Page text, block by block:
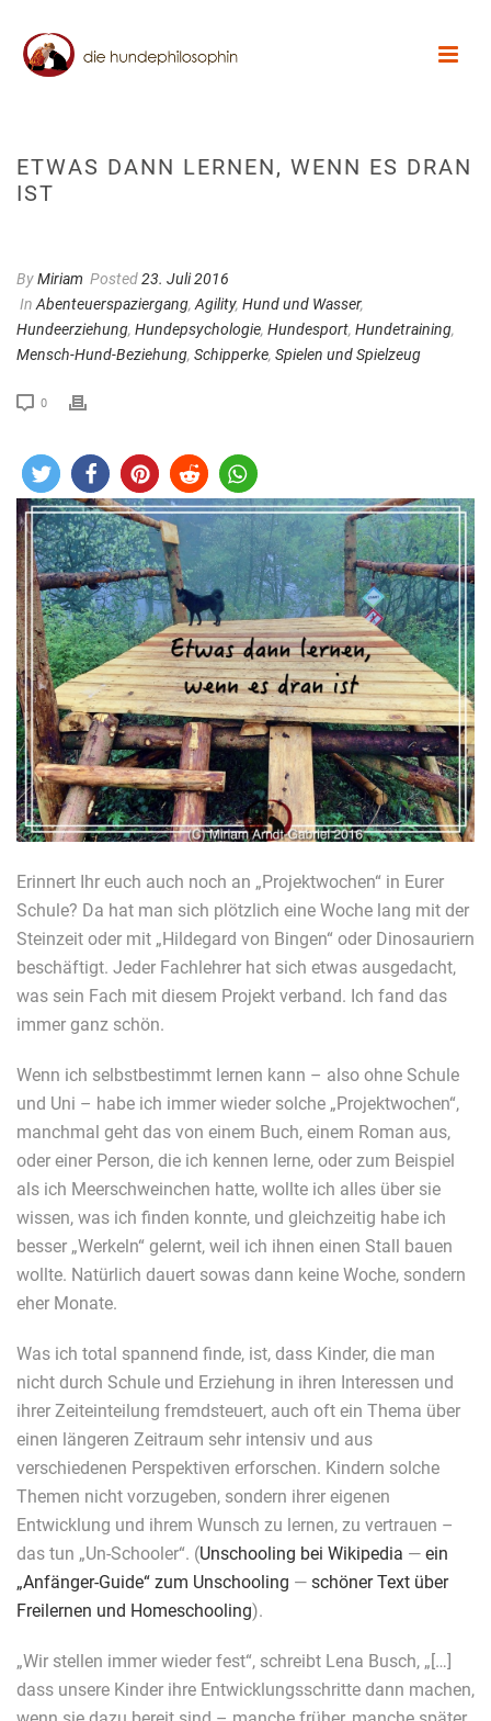
ETWAS DANN LERNEN, WENN ES DRAN
IST
ByMiriam Posted23. Juli 2016
In Abenteuerspaziergang, Agility, Hund und Wasser,
Hundeerziehung, Hundepsychologie, Hundesport, Hundetraining,
Mensch-Hund-Beziehung, Schipperke, Spielen und Spielzeug
0
Erinnert Ihr euch auch noch an „Projektwochen“ in Eurer
Schule? Da hat man sich plötzlich eine Woche lang mit der
Steinzeit oder mit „Hildegard von Bingen“ oder Dinosauriern
beschäftigt. Jeder Fachlehrer hat sich etwas ausgedacht,
was sein Fach mit diesem Projekt verband. Ich fand das
immer ganz schön.
Wenn ich selbstbestimmt lernen kann – also ohne Schule
und Uni – habe ich immer wieder solche „Projektwochen“,
manchmal geht das von einem Buch, einem Roman aus,
oder einer Person, die ich kennen lerne, oder zum Beispiel
als ich Meerschweinchen hatte, wollte ich alles über sie
wissen, was ich finden konnte, und gleichzeitig habe ich
besser „Werkeln“ gelernt, weil ich ihnen einen Stall bauen
wollte. Natürlich dauert sowas dann keine Woche, sondern
eher Monate.
Was ich total spannend finde, ist, dass Kinder, die man
nicht durch Schule und Erziehung in ihren Interessen und
ihrer Zeiteinteilung fremdsteuert, auch oft ein Thema über
einen längeren Zeitraum sehr intensiv und aus
verschiedenen Perspektiven erforschen. Kindern solche
Themen nicht vorzugeben, sondern ihrer eigenen
Entwicklung und ihrem Wunsch zu lernen, zu vertrauen –
das tun „Un-Schooler“. (Unschooling bei Wikipedia — ein
„Anfänger-Guide“ zum Unschooling — schöner Text über
Freilernen und Homeschooling).
„Wir stellen immer wieder fest“, schreibt Lena Busch, „[…]
dass unsere Kinder ihre Entwicklungsschritte dann machen,